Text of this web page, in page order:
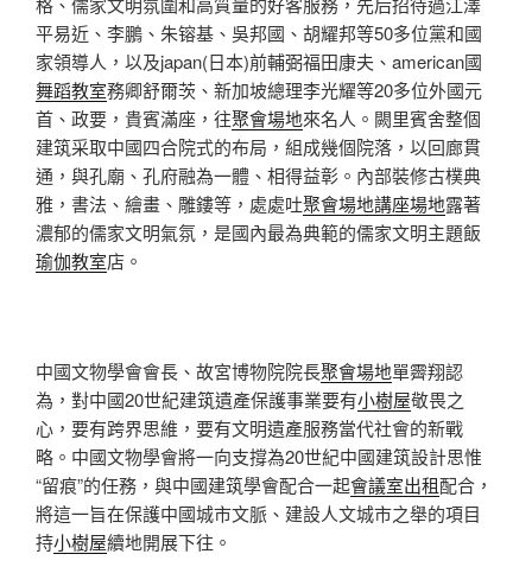
平易近、李鵬、朱镕基、吳邦國、胡耀邦等50多位黨和國
家領導人，以及japan(日本)前輔弼福田康夫、american國
舞蹈教室務卿舒爾茨、新加坡總理李光耀等20多位外國元
首、政要，貴賓滿座，往聚會場地來名人。闕里賓舍整個
建筑采取中國四合院式的布局，組成幾個院落，以回廊貫
通，與孔廟、孔府融為一體、相得益彰。內部裝修古樸典
雅，書法、繪畫、雕鏤等，處處吐聚會場地講座場地露著
濃郁的儒家文明氣氛，是國內最為典範的儒家文明主題飯
瑜伽教室店。
中國文物學會會長、故宮博物院院長聚會場地單霽翔認
為，對中國20世紀建筑遺產保護事業要有小樹屋敬畏之
心，要有跨界思維，要有文明遺產服務當代社會的新戰
略。中國文物學會將一向支撐為20世紀中國建筑設計思惟
“留痕”的任務，與中國建筑學會配合一起會議室出租配合，
將這一旨在保護中國城市文脈、建設人文城市之舉的項目
持小樹屋續地開展下往。